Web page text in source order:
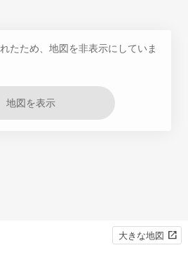
たため、地図を非表示にしていま
地図を表示
大きな地図